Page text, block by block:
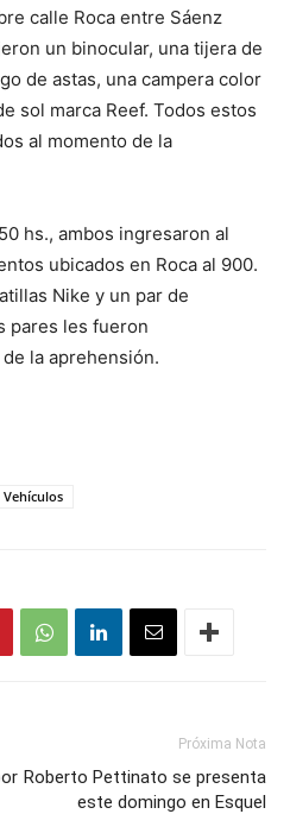
calle Roca entre Sáenz
un binocular, una tijera de
de astas, una campera color
sol marca Reef. Todos estos
al momento de la
hs., ambos ingresaron al
ubicados en Roca al 900.
Nike y un par de
pares les fueron
la aprehensión.
Vehículos
Próxima Nota
Roberto Pettinato se presenta
este domingo en Esquel